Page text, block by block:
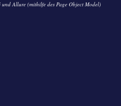
Allure (mithilfe des Page Object Model)